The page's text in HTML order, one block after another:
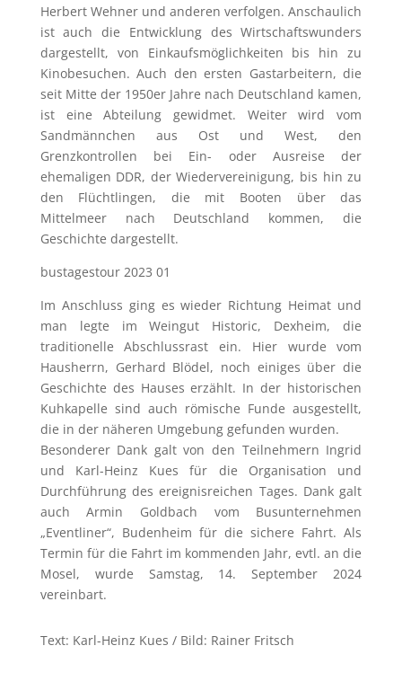
Herbert Wehner und anderen verfolgen. Anschaulich
ist auch die Entwicklung des Wirtschaftswunders
dargestellt, von Einkaufsmöglichkeiten bis hin zu
Kinobesuchen. Auch den ersten Gastarbeitern, die
seit Mitte der 1950er Jahre nach Deutschland kamen,
ist eine Abteilung gewidmet. Weiter wird vom
Sandmännchen aus Ost und West, den
Grenzkontrollen bei Ein- oder Ausreise der
ehemaligen DDR, der Wiedervereinigung, bis hin zu
den Flüchtlingen, die mit Booten über das
Mittelmeer nach Deutschland kommen, die
Geschichte dargestellt.
bustagestour 2023 01
Im Anschluss ging es wieder Richtung Heimat und
man legte im Weingut Historic, Dexheim, die
traditionelle Abschlussrast ein. Hier wurde vom
Hausherrn, Gerhard Blödel, noch einiges über die
Geschichte des Hauses erzählt. In der historischen
Kuhkapelle sind auch römische Funde ausgestellt,
die in der näheren Umgebung gefunden wurden.
Besonderer Dank galt von den Teilnehmern Ingrid
und Karl-Heinz Kues für die Organisation und
Durchführung des ereignisreichen Tages. Dank galt
auch Armin Goldbach vom Busunternehmen
„Eventliner“, Budenheim für die sichere Fahrt. Als
Termin für die Fahrt im kommenden Jahr, evtl. an die
Mosel, wurde Samstag, 14. September 2024
vereinbart.
Text: Karl-Heinz Kues / Bild: Rainer Fritsch